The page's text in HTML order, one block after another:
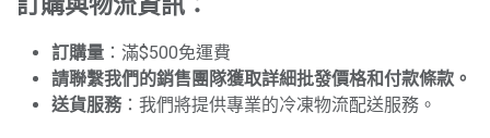
訂購量 ：滿$500免運費
請聯繫我們的銷售團隊獲取詳細批發價格和付款條款。
送貨服務 ：我們將提供專業的冷凍物流配送服務。